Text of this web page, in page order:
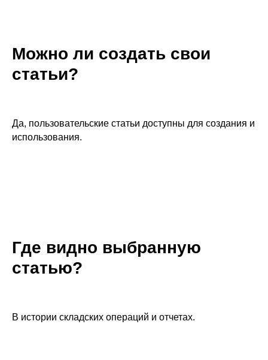
Можно ли создать свои
статьи?
Да, пользовательские статьи доступны для создания и
использования.
Где видно выбранную
статью?
В истории складских операций и отчетах.